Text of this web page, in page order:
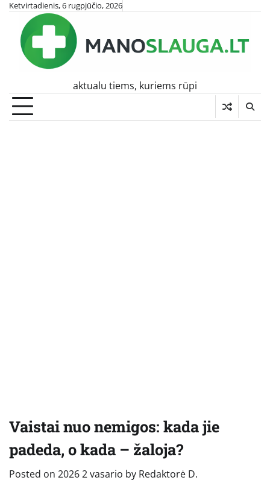
Skip
content
Ketvirtadienis, 6 rugpjūčio, 2026
aktualu tiems, kuriems rūpi
Vaistai nuo nemigos: kada jie
padeda, o kada – žaloja?
Posted on 2026 2 vasario by Redaktorė D.